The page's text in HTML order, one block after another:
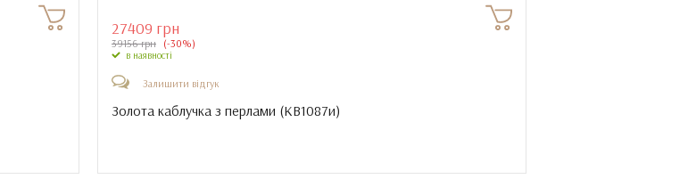
27409 грн
39156 грн (-30%)
в наявності
Залишити відгук
Золота каблучка з перлами (КВ1087и)